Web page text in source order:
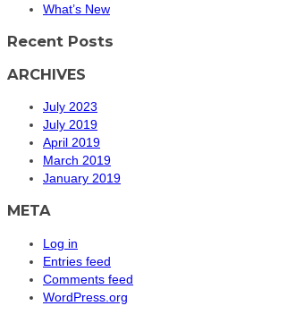
What’s New
Recent Posts
ARCHIVES
July 2023
July 2019
April 2019
March 2019
January 2019
META
Log in
Entries feed
Comments feed
WordPress.org